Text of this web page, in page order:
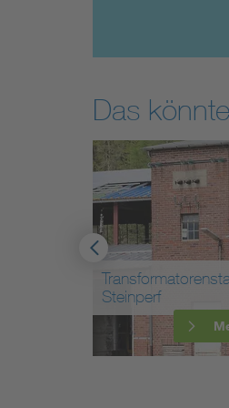
Das
Steinperf